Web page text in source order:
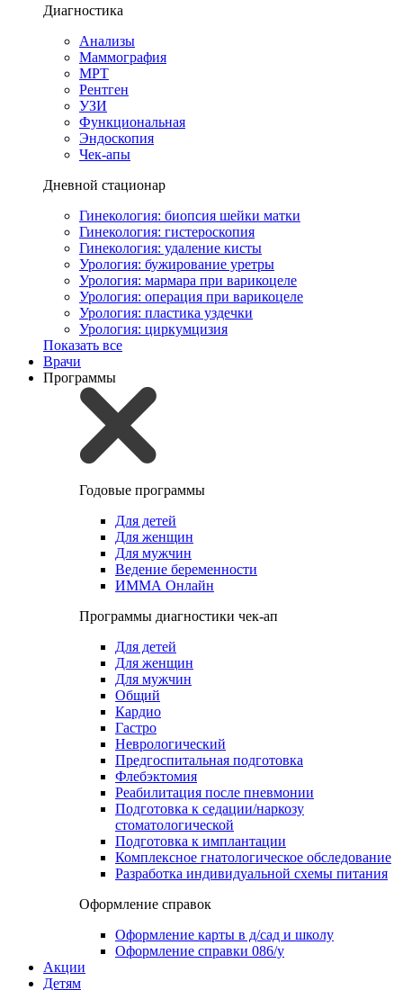
Диагностика
Анализы
Маммография
МРТ
Рентген
УЗИ
Функциональная
Эндоскопия
Чек-апы
Дневной стационар
Гинекология: биопсия шейки матки
Гинекология: гистероскопия
Гинекология: удаление кисты
Урология: бужирование уретры
Урология: мармара при варикоцеле
Урология: операция при варикоцеле
Урология: пластика уздечки
Урология: циркумцизия
Показать все
Врачи
Программы
Годовые программы
Для детей
Для женщин
Для мужчин
Ведение беременности
ИММА Онлайн
Программы диагностики чек-ап
Для детей
Для женщин
Для мужчин
Общий
Кардио
Гастро
Неврологический
Предгоспитальная подготовка
Флебэктомия
Реабилитация после пневмонии
Подготовка к седации/наркозу
стоматологической
Подготовка к имплантации
Комплексное гнатологическое обследование
Разработка индивидуальной схемы питания
Оформление справок
Оформление карты в д/сад и школу
Оформление справки 086/у
Акции
Детям